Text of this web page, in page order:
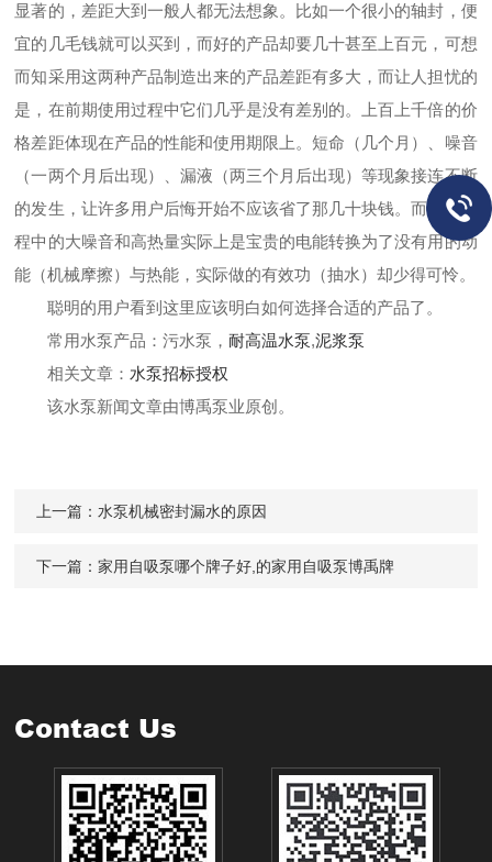
显著的，差距大到一般人都无法想象。比如一个很小的轴封，便
宜的几毛钱就可以买到，而好的产品却要几十甚至上百元，可想
而知采用这两种产品制造出来的产品差距有多大，而让人担忧的
是，在前期使用过程中它们几乎是没有差别的。上百上千倍的价
格差距体现在产品的性能和使用期限上。短命（几个月）、噪音
（一两个月后出现）、漏液（两三个月后出现）等现象接连不断
的发生，让许多用户后悔开始不应该省了那几十块钱。而使用过
程中的大噪音和高热量实际上是宝贵的电能转换为了没有用的动
能（机械摩擦）与热能，实际做的有效功（抽水）却少得可怜。
聪明的用户看到这里应该明白如何选择合适的产品了。
常用水泵产品：污水泵 ，耐高温水泵,泥浆泵
相关文章： 水泵招标授权
该水泵新闻文章由博禹泵业原创。
上一篇：水泵机械密封漏水的原因
下一篇：家用自吸泵哪个牌子好,的家用自吸泵博禹牌
Contact Us